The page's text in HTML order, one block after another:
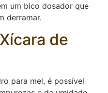
um bico dosador que
derramar.
de
para mel, é possível